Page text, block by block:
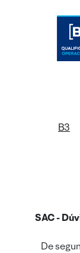
B3
SAC -
De